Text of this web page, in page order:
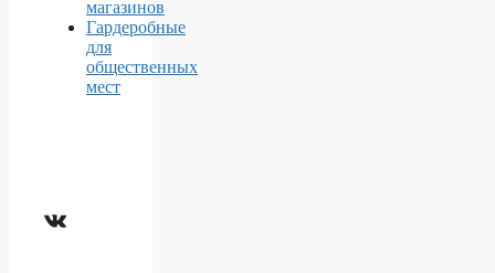
магазинов
Гардеробные
для
общественных
мест
ВКонтакте